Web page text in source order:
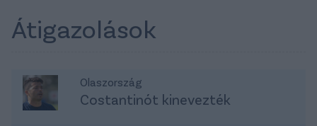
Átigazolások
Olaszország
Costantinót kinevezték